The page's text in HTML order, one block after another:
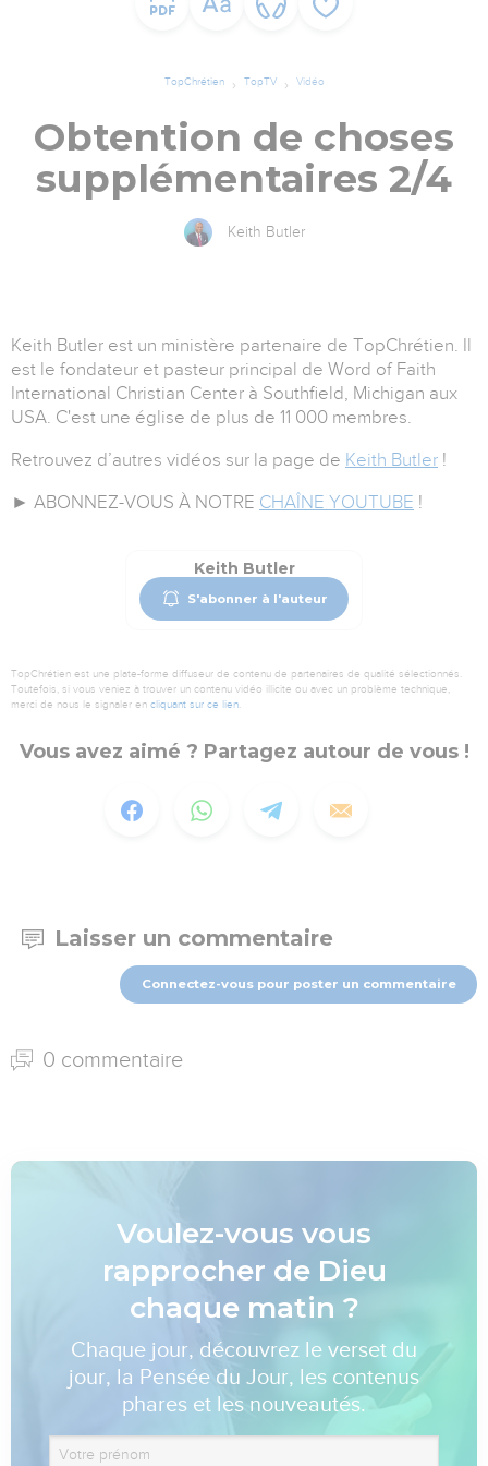
TopChrétien TopTV Vidéo
Obtention de choses
supplémentaires 2/4
Keith Butler
Keith Butler est un ministère partenaire de TopChrétien. Il
est le fondateur et pasteur principal de Word of Faith
International Christian Center à Southfield, Michigan aux
USA. C'est une église de plus de 11 000 membres.
Retrouvez d’autres vidéos sur la page de Keith Butler !
► ABONNEZ-VOUS À NOTRE CHAÎNE YOUTUBE !
Keith Butler
S'abonner à l'auteur
TopChrétien est une plate-forme diffuseur de contenu de partenaires de qualité sélectionnés.
Toutefois, si vous veniez à trouver un contenu vidéo illicite ou avec un problème technique,
merci de nous le signaler en cliquant sur ce lien.
Vous avez aimé ? Partagez autour de vous !
Laisser un commentaire
Connectez-vous pour poster un commentaire
0 commentaire
Voulez-vous vous
rapprocher de Dieu
chaque matin ?
Chaque jour, découvrez le verset du
jour, la Pensée du Jour, les contenus
phares et les nouveautés.